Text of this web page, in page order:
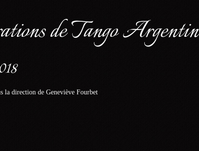
de Tango Argentin
la direction de Geneviève Fourbet